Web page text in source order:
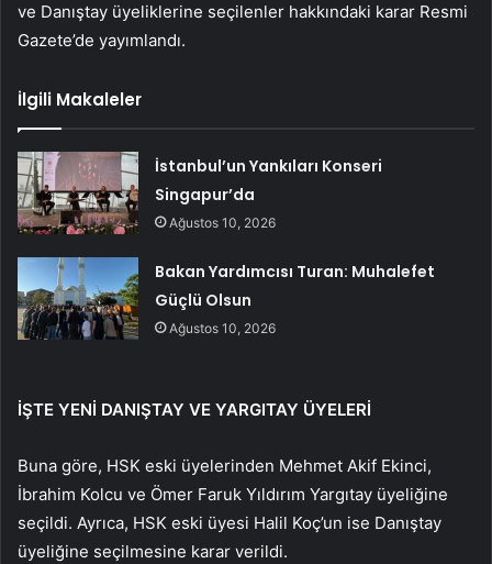
ve Danıştay üyeliklerine seçilenler hakkındaki karar Resmi
Gazete’de yayımlandı.
İlgili Makaleler
İstanbul’un Yankıları Konseri
Singapur’da
Ağustos 10, 2026
Bakan Yardımcısı Turan: Muhalefet
Güçlü Olsun
Ağustos 10, 2026
İŞTE YENİ DANIŞTAY VE YARGITAY ÜYELERİ
Buna göre, HSK eski üyelerinden Mehmet Akif Ekinci,
İbrahim Kolcu ve Ömer Faruk Yıldırım Yargıtay üyeliğine
seçildi. Ayrıca, HSK eski üyesi Halil Koç’un ise Danıştay
üyeliğine seçilmesine karar verildi.